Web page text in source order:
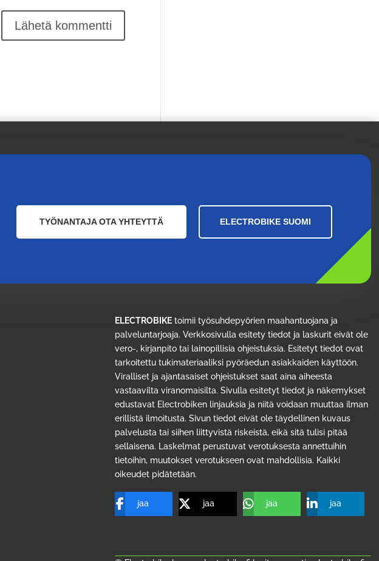
TYÖNANTAJA OTA YHTEYTTÄ ELECTROBIKE SUOMI
ELECTROBIKE toimii työsuhdepyörien maahantuojana ja
palveluntarjoaja. Verkkosivulla esitety tiedot ja laskurit eivät ole
vero-, kirjanpito tai lainopillisia ohjeistuksia. Esitetyt tiedot ovat
tarkoitettu tukimateriaaliksi pyöräedun asiakkaiden käyttöön.
Viralliset ja ajantasaiset ohjeistukset saat aina aiheesta
vastaavilta viranomaisilta. Sivulla esitetyt tiedot ja näkemykset
edustavat Electrobiken linjauksia ja niitä voidaan muuttaa ilman
erillistä ilmoitusta. Sivun tiedot eivät ole täydellinen kuvaus
palvelusta tai siihen liittyvistä riskeistä, eikä sitä tulisi pitää
sellaisena. Laskelmat perustuvat verotuksesta annettuihin
tietoihin, muutokset verotukseen ovat mahdollisia. Kaikki
oikeudet pidätetään.
jaa jaa jaa jaa